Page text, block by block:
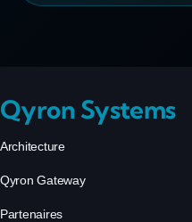
Qyron Systems
Architecture
Qyron Gateway
Partenaires